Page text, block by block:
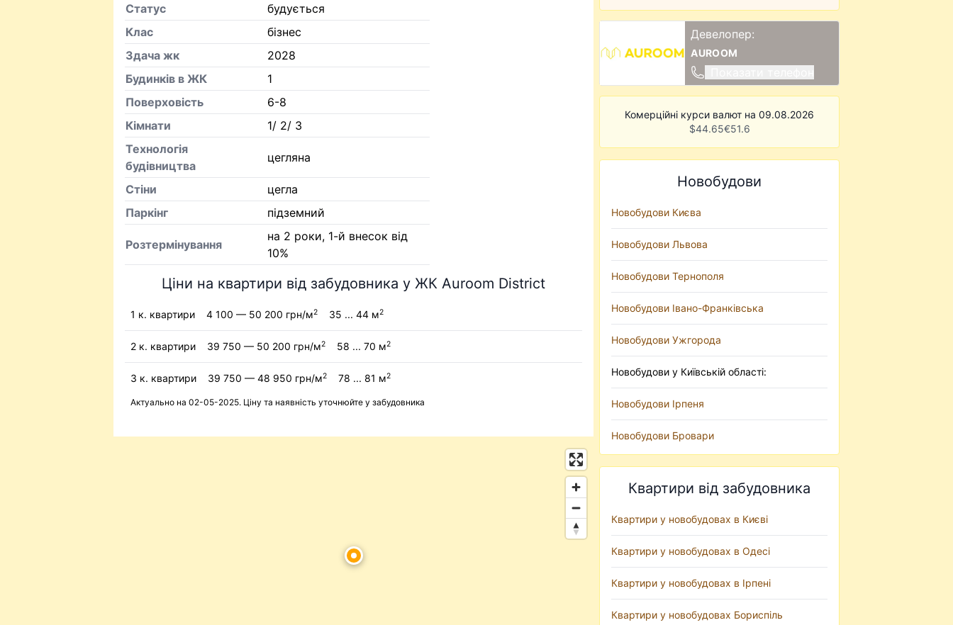
Статус
будується
Клас
бізнес
Здача жк
2028
Будинків в ЖК
1
Поверховість
6-8
Кiмнати
1/ 2/ 3
Технологія
будівництва
цегляна
Стіни
цегла
Паркінг
підземний
Розтермінування
на 2 роки, 1-й внесок від
10%
Ціни на квартири від забудовника у ЖК Auroom District
1 к. квартири 4 100 — 50 200 грн/м2 35 ... 44 м2
2 к. квартири 39 750 — 50 200 грн/м2 58 ... 70 м2
3 к. квартири 39 750 — 48 950 грн/м2 78 ... 81 м2
Актуально на 02-05-2025. Ціну та наявність уточнюйте у забудовника
Девелопер:
AUROOM
Комерційні курси валют на 09.08.2026
$44.65€51.6
Новобудови
Новобудови Києва
Новобудови Львова
Новобудови Тернополя
Новобудови Івано-Франківська
Новобудови Ужгорода
Новобудови у Київській області:
Новобудови Ірпеня
Новобудови Бровари
Квартири від забудовника
Квартири у новобудовах в Києві
Квартири у новобудовах в Одесі
Квартири у новобудовах в Ірпені
Квартири у новобудовах Бориспіль